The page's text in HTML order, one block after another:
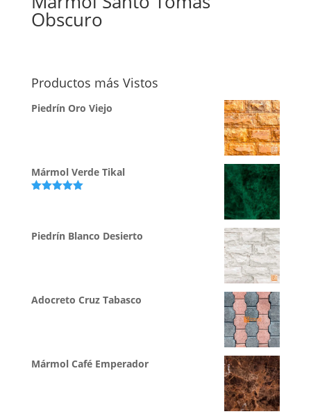
Obscuro
Productos más Vistos
Piedrín Oro Viejo
Mármol Verde Tikal
Piedrín Blanco Desierto
Adocreto Cruz Tabasco
Mármol Café Emperador